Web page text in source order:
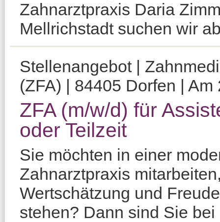
Zahnarztpraxis Daria
Mellrichstadt suchen wir
Stellenangebot |
(ZFA) | 84405 Dorfen |
ZFA (m/w/d) für
oder Teilzeit
Sie möchten in einer
Zahnarztpraxis
Wertschätzung und
stehen? Dann sind Sie